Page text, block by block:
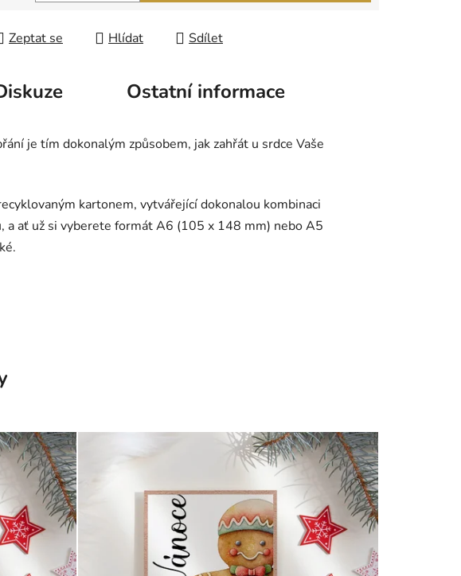
Zeptat se Hlídat Sdílet
Ostatní informace
je tím dokonalým způsobem, jak zahřát u srdce Vaše
kartonem, vytvářející dokonalou kombinaci
ať už si vyberete formát A6 (105 x 148 mm) nebo A5